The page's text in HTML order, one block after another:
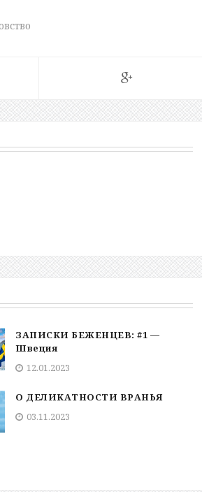
ЗАПИСКИ БЕЖЕНЦЕВ: #1 —
Швеция
12.01.2023
О ДЕЛИКАТНОСТИ ВРАНЬЯ
03.11.2023